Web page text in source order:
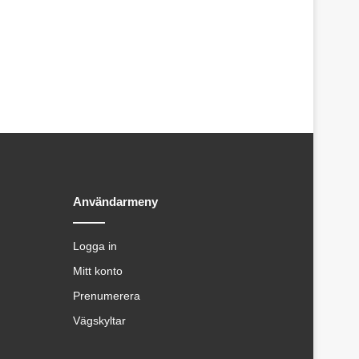
Användarmeny
Logga in
Mitt konto
Prenumerera
Vägskyltar